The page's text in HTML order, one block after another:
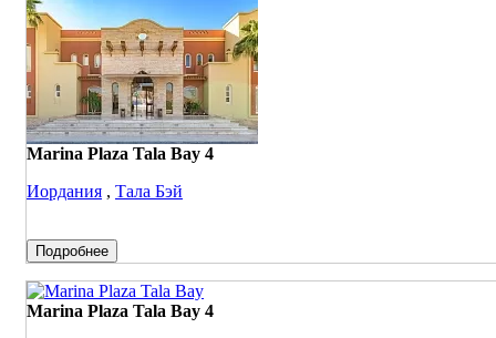
Marina Plaza Tala Bay 4
Иордания , Тала Бэй
Подробнее
Marina Plaza Tala Bay 4